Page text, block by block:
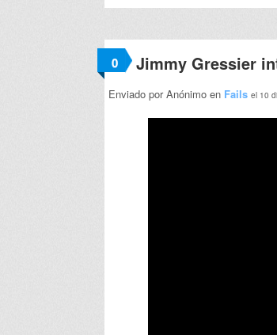
0 Jimmy Gressier
Enviado por Anónimo en Fails el 10